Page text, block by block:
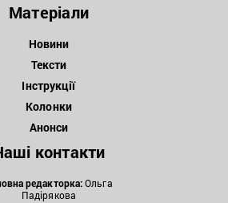
Матеріали
Новини
Тексти
Інструкції
Колонки
Анонси
контакти
редакторка:Ольга
Падірякова